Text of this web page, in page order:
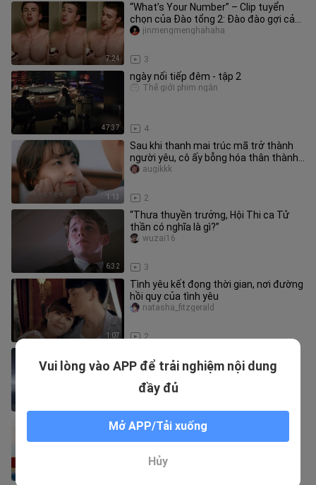
7:24
“What’s Your Number” – Clip tuyển
chọn của Đào tổng 2: Đào đào gợi cảm
không mặc gì và Đào đào đáng
3
jinmengmenghahaha
47:37
ngày nối tiếp đêm - tập 2
4
Thế giới phim ngắn
1:13
Sau khi thanh mai trúc mã trở thành
người yêu, cô ấy bỗng hóa thân thành
“bá tước hôn môi”, hai ngườ
2
augikkk
6:32
“Thưa thuyền trưởng, Hội Thi ca Tử
thần có nghĩa là gì?”
3
wuzai16
1:07
Tình yêu kết đọng thời gian, nơi đường
hồi quy của tình yêu
2
natasha_fitzgerald
thân thiết của tôi” chỉ trong một lần
“Tốc độ tử sinh” phiên bản Thành
Long? Câu chuyện hậu trường của
Vui lòng vào APP để trải nghiệm nội dung
đầy đủ
Mở APP/Tải xuống
Hủy